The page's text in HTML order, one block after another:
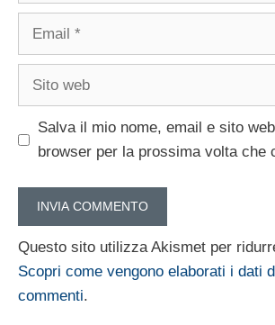
Email
Sito
Salva il mio nome, email e sito
browser per la prossima volta che
Questo sito utilizza Akismet per
Scopri come vengono elaborati i dati
commenti.